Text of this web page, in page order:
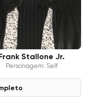
Frank Stallone Jr.
Personagem: Self